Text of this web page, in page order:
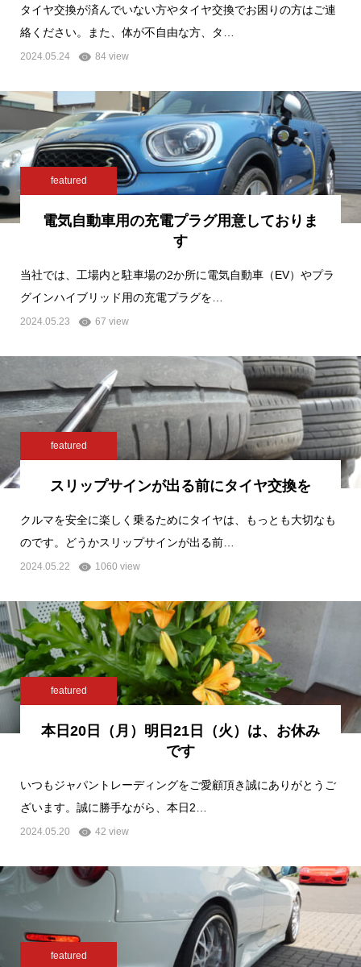
タイヤ交換が済んでいない方やタイヤ交換でお困りの方はご連
絡ください。また、体が不自由な方、タ…
2024.05.24 84 view
featured
電気自動車用の充電プラグ用意しておりま
す
当社では、工場内と駐車場の2か所に電気自動車（EV）やプラ
グインハイブリッド用の充電プラグを…
2024.05.23 67 view
featured
スリップサインが出る前にタイヤ交換を
クルマを安全に楽しく乗るためにタイヤは、もっとも大切なも
のです。どうかスリップサインが出る前…
2024.05.22 1060 view
featured
本日20日（月）明日21日（火）は、お休み
です
いつもジャパントレーディングをご愛顧頂き誠にありがとうご
ざいます。誠に勝手ながら、本日2…
2024.05.20 42 view
featured